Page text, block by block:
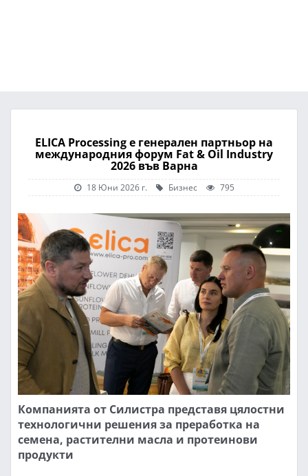
ELICA Processing е генерален партньор на
международния форум Fat & Oil Industry
2026 във Варна
18 Юни 2026 г. Бизнес 795
Компанията от Силистра представя цялостни
технологични решения за преработка на
семена, растителни масла и протеинови
продукти